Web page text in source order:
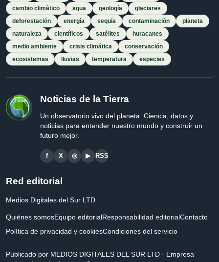
cambio climático
agua geología
glaciares
deforestación
energía sequía contaminación
planeta
naturaleza
científicos satélites
huracanes
medio ambiente
crisis climática
conservación
ecosistemas
lluvias temperatura especies
Noticias de la Tierra
Un observatorio vivo del planeta. Ciencia, datos y
noticias para entender nuestro mundo y construir un
futuro mejor.
f X ◎ ▶ RSS
Red editorial
Medios Digitales del Sur LTD
Quiénes somosEquipo editorialResponsabilidad editorialContacto
Política de privacidad y cookiesCondiciones del servicio
Publicado por MEDIOS DIGITALES DEL SUR LTD · Empresa